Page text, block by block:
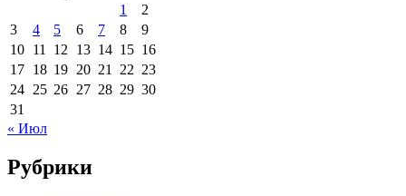
1
2
3
4 5 6 7 8
9
10 11 12 13 14 15 16
17 18 19 20 21 22 23
24 25 26 27 28 29 30
31
« Июл
Рубрики